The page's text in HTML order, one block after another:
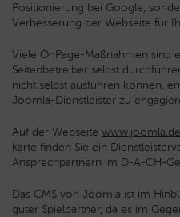
Positionierung bei Google,
Verbesserung der Webseite für
Viele OnPage-Maßnahmen sind
Seitenbetreiber selbst
nicht selbst ausführen können,
Joomla-Dienstleister zu
Auf der Webseite
karte finden Sie ein
Ansprechpartnern im D-A-CH-
Das CMS von Joomla ist im
guter Spielpartner, da es im